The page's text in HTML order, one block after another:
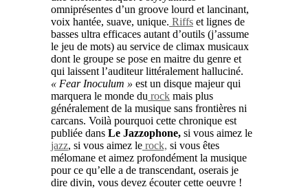
omniprésentes d’un groove lourd et lancinant,
voix hantée, suave, unique. Riffs et lignes de
basses ultra efficaces autant d’outils (j’assume
le jeu de mots) au service de climax musicaux
dont le groupe se pose en maitre du genre et
qui laissent l’auditeur littéralement halluciné.
« Fear Inoculum » est un disque majeur qui
marquera le monde du rock mais plus
généralement de la musique sans frontières ni
carcans. Voilà pourquoi cette chronique est
publiée dans Le Jazzophone, si vous aimez le
jazz, si vous aimez le rock, si vous êtes
mélomane et aimez profondément la musique
pour ce qu’elle a de transcendant, oserais je
dire divin, vous devez écouter cette oeuvre !